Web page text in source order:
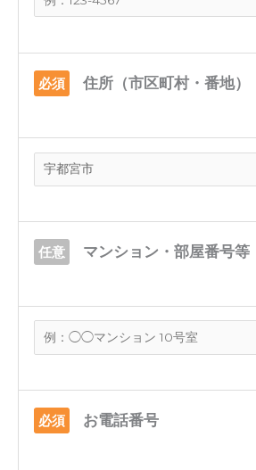
必須 住所（市区町村・番地）
任意 マンション・部屋番号等
必須 お電話番号